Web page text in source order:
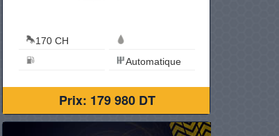
119 CH
6.1 L/100 km
Prix: 114 980 DT